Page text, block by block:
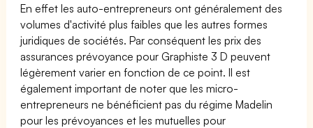
En effet les auto-entrepreneurs ont généralement des
volumes d'activité plus faibles que les autres formes
juridiques de sociétés. Par conséquent les prix des
assurances prévoyance pour Graphiste 3 D peuvent
légèrement varier en fonction de ce point. Il est
également important de noter que les micro-
entrepreneurs ne bénéficient pas du régime Madelin
pour les prévoyances et les mutuelles pour